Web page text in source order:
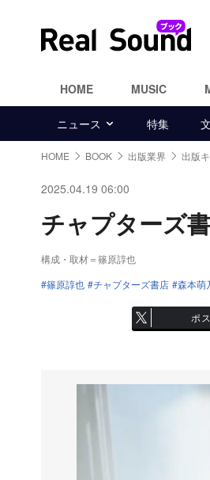
HOME MUSIC
ニュース 特集
HOME BOOK 出版業界 出版
2025.04.19 06:00
チャプターズ
構成・取材＝篠原諄也
篠原諄也
チャプターズ書店 森本萌
ポ